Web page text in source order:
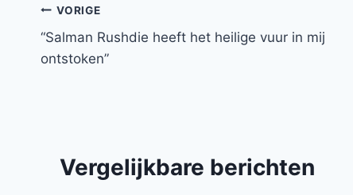
Bericht
navigatie
VORIGE
“Salman Rushdie heeft het heilige vuur in mij
ontstoken”
Vergelijkbare berichten